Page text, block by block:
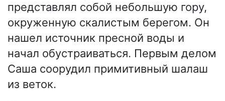
представлял собой небольшую гору,
окруженную скалистым берегом. Он
нашел источник пресной воды и
начал обустраиваться. Первым делом
Саша соорудил примитивный шалаш
из веток.